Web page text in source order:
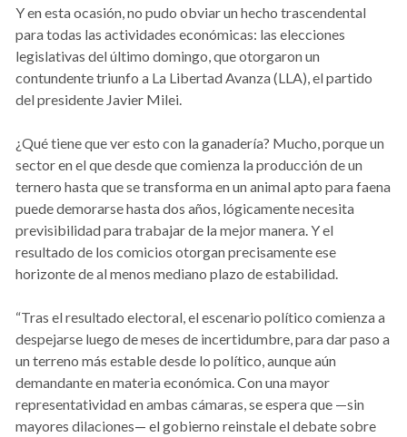
Y en esta ocasión, no pudo obviar un hecho trascendental
para todas las actividades económicas: las elecciones
legislativas del último domingo, que otorgaron un
contundente triunfo a La Libertad Avanza (LLA), el partido
del presidente Javier Milei.
¿Qué tiene que ver esto con la ganadería? Mucho, porque un
sector en el que desde que comienza la producción de un
ternero hasta que se transforma en un animal apto para faena
puede demorarse hasta dos años, lógicamente necesita
previsibilidad para trabajar de la mejor manera. Y el
resultado de los comicios otorgan precisamente ese
horizonte de al menos mediano plazo de estabilidad.
“Tras el resultado electoral, el escenario político comienza a
despejarse luego de meses de incertidumbre, para dar paso a
un terreno más estable desde lo político, aunque aún
demandante en materia económica. Con una mayor
representatividad en ambas cámaras, se espera que —sin
mayores dilaciones— el gobierno reinstale el debate sobre